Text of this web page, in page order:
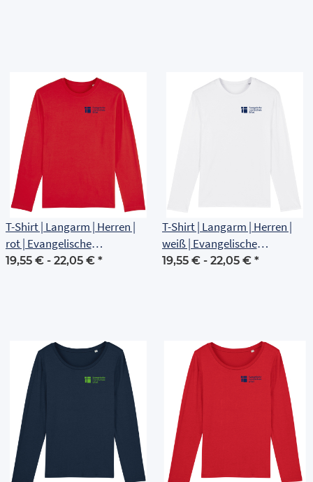
T-Shirt | Langarm | Herren |
rot | Evangelische
Grundschule Erfurt
19,55 € - 22,05 € *
T-Shirt | Langarm | Herren |
weiß | Evangelische
Grundschule Erfurt
19,55 € - 22,05 € *